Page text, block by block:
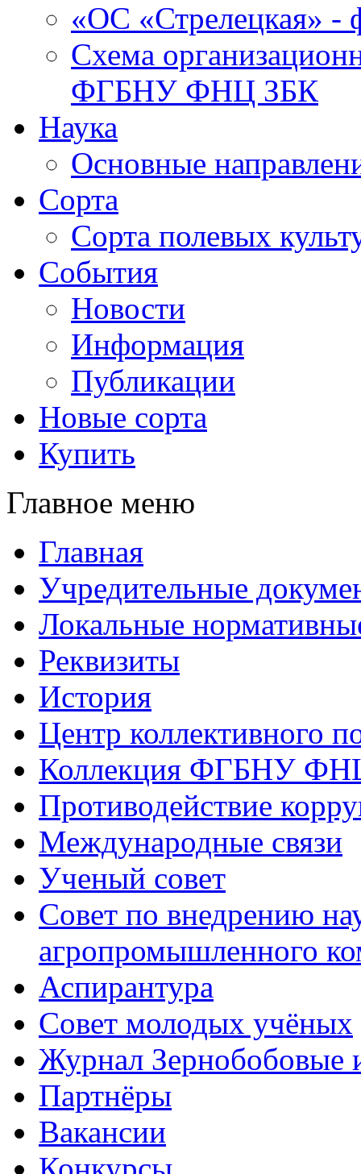
«ОС «Стрелецкая»
Схема
ФГБНУ ФНЦ ЗБК
Наука
Основные
Сорта
Сорта полевых
События
Новости
Информация
Публикации
Новые сорта
Купить
Главное меню
Главная
Учредительные
Локальные
Реквизиты
История
Центр коллективного
Коллекция ФГБНУ
Противодействие
Международные связи
Ученый совет
Совет по внедрению
агропромышленного
Аспирантура
Совет молодых учёных
Журнал Зернобобовые
Партнёры
Вакансии